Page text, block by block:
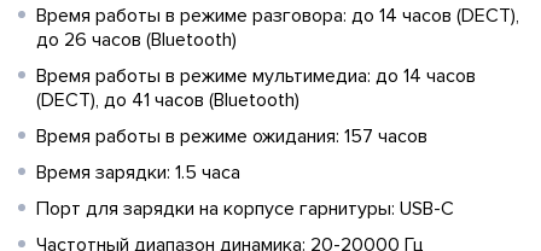
Время работы в режиме разговора: до 14 часов (DECT),
до 26 часов (Bluetooth)
Время работы в режиме мультимедиа: до 14 часов
(DECT), до 41 часов (Bluetooth)
Время работы в режиме ожидания: 157 часов
Время зарядки: 1.5 часа
Порт для зарядки на корпусе гарнитуры: USB-C
Частотный диапазон динамика: 20-20000 Гц